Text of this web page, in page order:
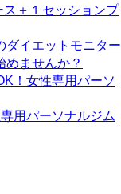
ス＋１セッションプ
ダイエットモニター
めませんか？
！女性専用パーソ
用パーソナルジム